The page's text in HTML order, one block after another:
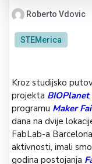
Roberto Vdovic
STEMerica
Kroz studijsko
projekta BIOPlanet
programu Maker
dana na dvije
FabLab-a
aktivnosti, imali
godina postojanja